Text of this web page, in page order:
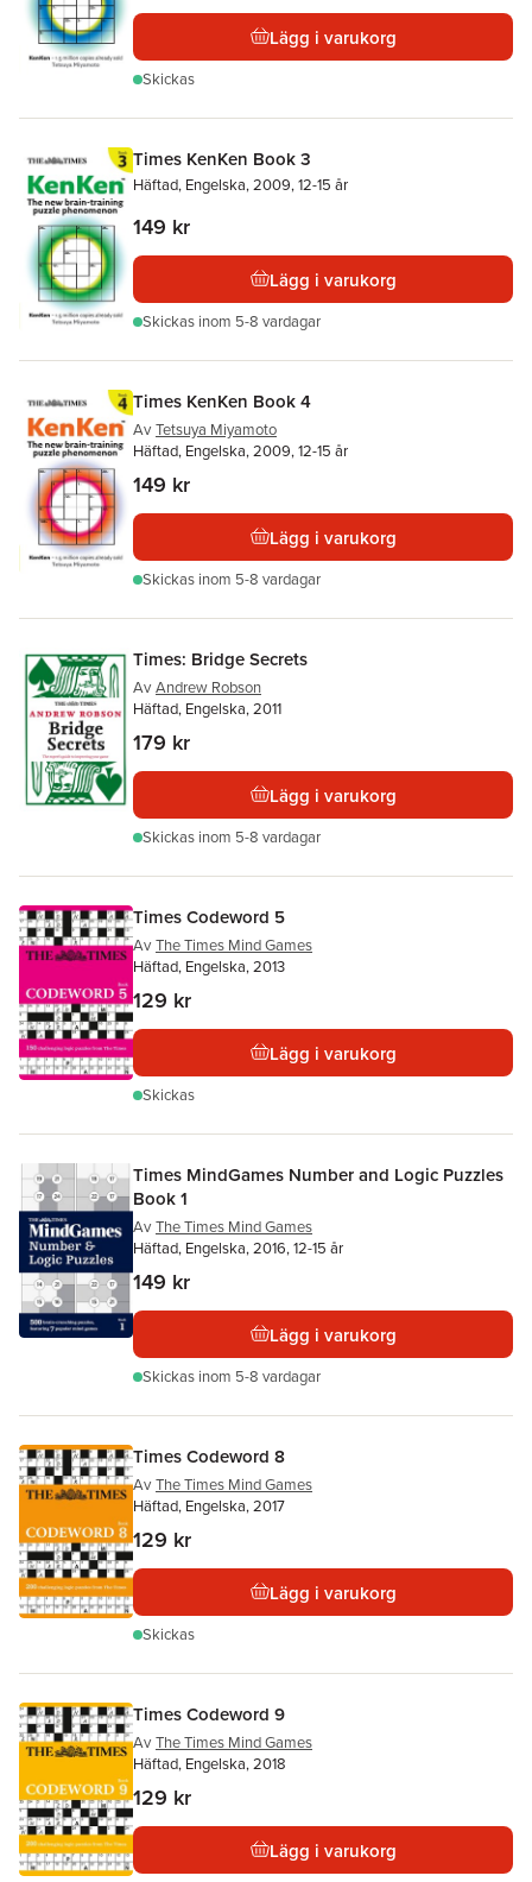
Lägg i varukorg
Skickas
Times KenKen Book 3
Häftad, Engelska, 2009, 12-15 år
149 kr
Lägg i varukorg
Skickas inom 5-8 vardagar
Times KenKen Book 4
Av Tetsuya Miyamoto
Häftad, Engelska, 2009, 12-15 år
149 kr
Lägg i varukorg
Skickas inom 5-8 vardagar
Times: Bridge Secrets
Av Andrew Robson
Häftad, Engelska, 2011
179 kr
Lägg i varukorg
Skickas inom 5-8 vardagar
Times Codeword 5
Av The Times Mind Games
Häftad, Engelska, 2013
129 kr
Lägg i varukorg
Skickas
Times MindGames Number and Logic Puzzles
Book 1
Av The Times Mind Games
Häftad, Engelska, 2016, 12-15 år
149 kr
Lägg i varukorg
Skickas inom 5-8 vardagar
Times Codeword 8
Av The Times Mind Games
Häftad, Engelska, 2017
129 kr
Lägg i varukorg
Skickas
Times Codeword 9
Av The Times Mind Games
Häftad, Engelska, 2018
129 kr
Lägg i varukorg